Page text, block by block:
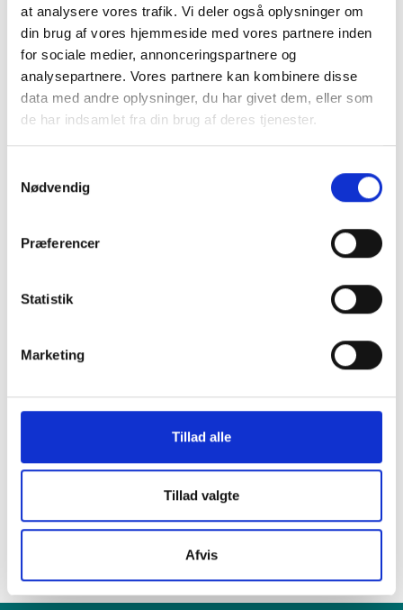
at analysere vores trafik. Vi deler også oplysninger om
din brug af vores hjemmeside med vores partnere inden
for sociale medier, annonceringspartnere og
analysepartnere. Vores partnere kan kombinere disse
data med andre oplysninger, du har givet dem, eller som
de har indsamlet fra din brug af deres tjenester.
Nødvendig
Præferencer
Statistik
Marketing
Tillad alle
Tillad valgte
Afvis
Kom og besøg os
mange butikker i
hele Danmark
Find din lokale forretningher